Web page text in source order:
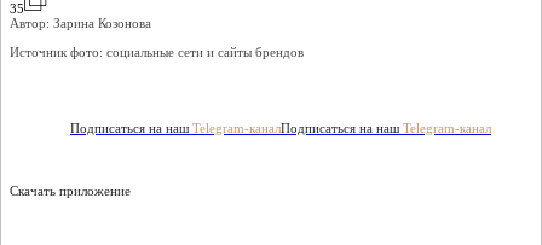
35
Автор: Зарина Козонова
Источник фото: социальные сети и сайты брендов
Подписаться на наш Telegram-каналПодписаться на наш Telegram-канал
Скачать приложение